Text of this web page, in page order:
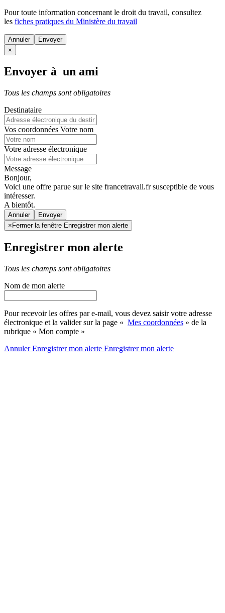
Pour toute information concernant le droit du travail, consultez
les fiches pratiques du Ministère du travail
Annuler
×
Envoyer à un ami
Tous les champs sont obligatoires
Destinataire
Vos coordonnées Votre nom
Votre adresse électronique
Message
Bonjour,
Voici une offre parue sur le site francetravail.fr susceptible de vous
intéresser.
A bientôt.
Annuler
× Fermer la fenêtre Enregistrer mon alerte
Enregistrer mon alerte
Tous les champs sont obligatoires
Nom de mon alerte
Pour recevoir les offres par e-mail, vous devez saisir votre adresse
électronique et la valider sur la page « Mes coordonnées » de la
rubrique « Mon compte »
AnnulerEnregistrer mon alerte Enregistrermon alerte